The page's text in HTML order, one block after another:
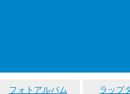
フォトアルバム ラップ